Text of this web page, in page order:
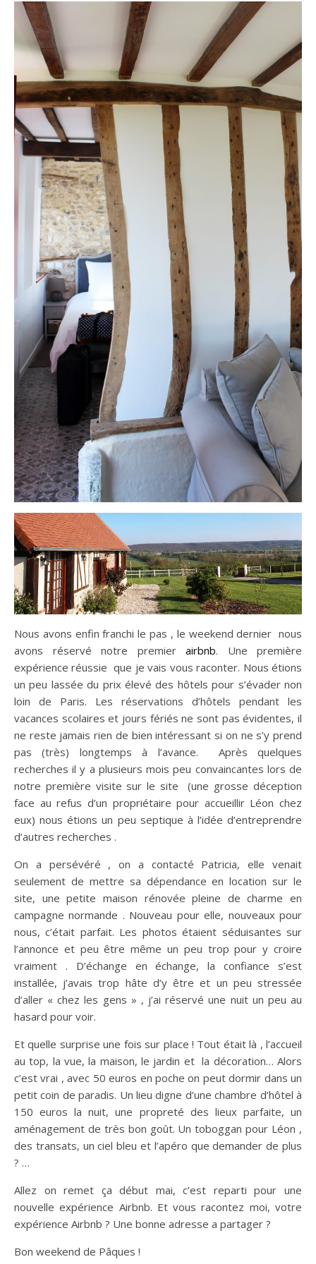
Nous avons enfin franchi le pas , le weekend dernier nous
avons réservé notre premier airbnb. Une première
expérience réussie que je vais vous raconter. Nous étions
un peu lassée du prix élevé des hôtels pour s’évader non
loin de Paris. Les réservations d’hôtels pendant les
vacances scolaires et jours fériés ne sont pas évidentes, il
ne reste jamais rien de bien intéressant si on ne s’y prend
pas (très) longtemps à l’avance. Après quelques
recherches il y a plusieurs mois peu convaincantes lors de
notre première visite sur le site (une grosse déception
face au refus d’un propriétaire pour accueillir Léon chez
eux) nous étions un peu septique à l’idée d’entreprendre
d’autres recherches .
On a persévéré , on a contacté Patricia, elle venait
seulement de mettre sa dépendance en location sur le
site, une petite maison rénovée pleine de charme en
campagne normande . Nouveau pour elle, nouveaux pour
nous, c’était parfait. Les photos étaient séduisantes sur
l’annonce et peu être même un peu trop pour y croire
vraiment . D’échange en échange, la confiance s’est
installée, j’avais trop hâte d’y être et un peu stressée
d’aller « chez les gens » , j’ai réservé une nuit un peu au
hasard pour voir.
Et quelle surprise une fois sur place ! Tout était là , l’accueil
au top, la vue, la maison, le jardin et la décoration… Alors
c’est vrai , avec 50 euros en poche on peut dormir dans un
petit coin de paradis. Un lieu digne d’une chambre d’hôtel à
150 euros la nuit, une propreté des lieux parfaite, un
aménagement de très bon goût. Un toboggan pour Léon ,
des transats, un ciel bleu et l’apéro que demander de plus
? …
Allez on remet ça début mai, c’est reparti pour une
nouvelle expérience Airbnb. Et vous racontez moi, votre
expérience Airbnb ? Une bonne adresse a partager ?
Bon weekend de Pâques !